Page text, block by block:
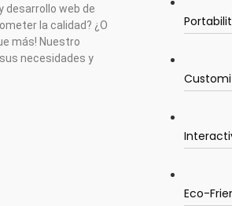
desarrollo web de
la calidad? ¿O
más! Nuestro
necesidades y
Eco-